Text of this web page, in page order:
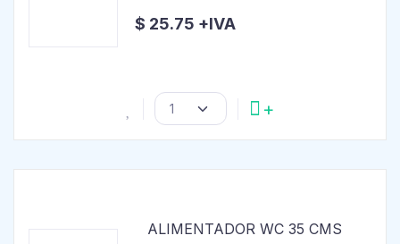
$ 25.75 +IVA
ALIMENTADOR WC 35 CMS